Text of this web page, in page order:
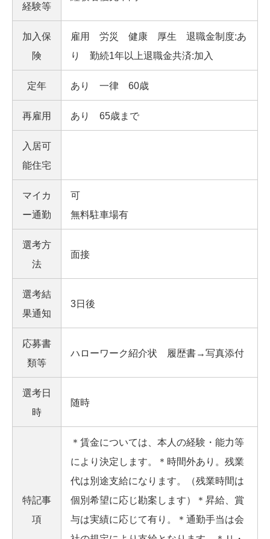
経験等
加入保
険
雇用 労災 健康 厚生 退職金制度:あ
り 勤続1年以上退職金共済:加入
定年 あり 一律 60歳
再雇用 あり 65歳まで
入居可
能住宅
マイカ
ー通勤
可
無料駐車場有
選考方
法
面接
選考結
果通知
3日後
応募書
類等
ハローワーク紹介状 履歴書→写真添付
選考日
時
随時
特記事
項
＊賃金については、本人の経験・能力等
により決定します。＊時間外あり。残業
代は別途支給になります。（残業時間は
個別希望に応じ勘案します）＊昇給、賞
与は実績に応じて有り。＊通勤手当は会